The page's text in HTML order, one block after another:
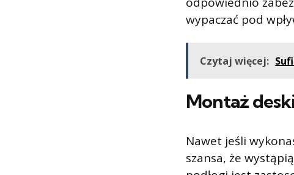
wypaczać pod
Czytaj więcej:
Montaż
Nawet jeśli
szansa, że